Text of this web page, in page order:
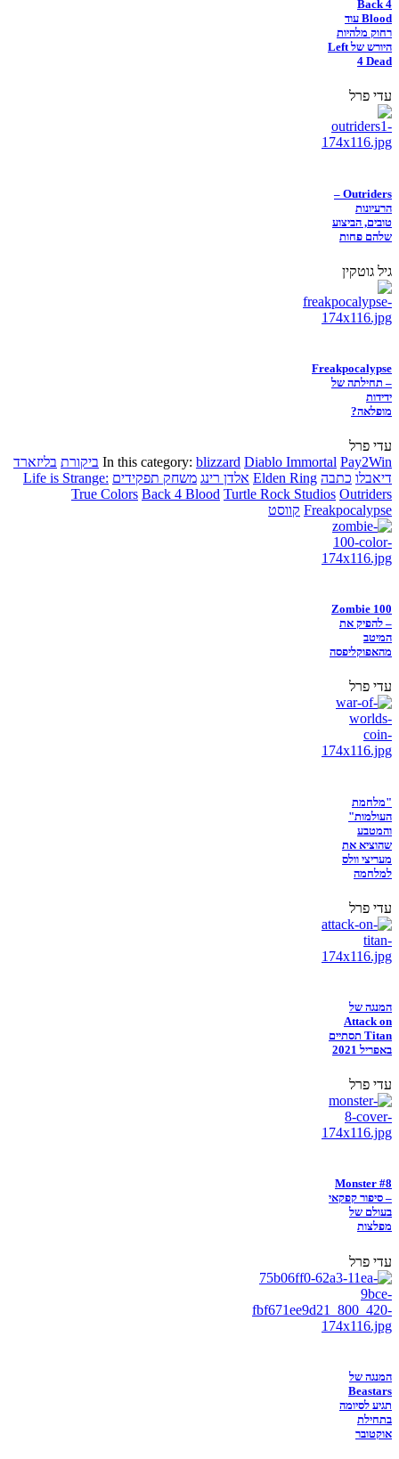
Back 4
Blood עוד
רחוק מלהיות
היורש של Left
4 Dead
עדי פרל
Outriders –
הרעיונות
טובים, הביצוע
שלהם פחות
גיל גוטקין
Freakpocalypse
– תחילתה של
ידידות
מופלאה?
עדי פרל
In this category: blizzard Diablo Immortal Pay2Win ביקורת בליזארד
דיאבלו כתבה Elden Ring אלדן רינג משחק תפקידים Life is Strange:
True Colors Back 4 Blood Turtle Rock Studios Outriders
Freakpocalypse קווסט
Zombie 100
– להפיק את
המיטב
מהאפוקליפסה
עדי פרל
"מלחמת
העולמות"
והמטבע
שהוציא את
מעריצי וולס
למלחמה
עדי פרל
המנגה של
Attack on
Titan תסתיים
באפריל 2021
עדי פרל
Monster #8
– סיפור קפקאי
בעולם של
מפלצות
עדי פרל
המנגה של
Beastars
תגיע לסיומה
בתחילת
אוקטובר